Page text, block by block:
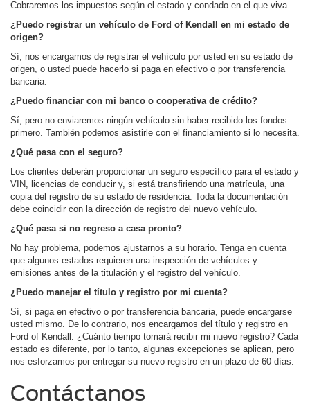
Cobraremos los impuestos según el estado y condado en el que viva.
¿Puedo registrar un vehículo de Ford of Kendall en mi estado de
origen?
Sí, nos encargamos de registrar el vehículo por usted en su estado de
origen, o usted puede hacerlo si paga en efectivo o por transferencia
bancaria.
¿Puedo financiar con mi banco o cooperativa de crédito?
Sí, pero no enviaremos ningún vehículo sin haber recibido los fondos
primero. También podemos asistirle con el financiamiento si lo necesita.
¿Qué pasa con el seguro?
Los clientes deberán proporcionar un seguro específico para el estado y
VIN, licencias de conducir y, si está transfiriendo una matrícula, una
copia del registro de su estado de residencia. Toda la documentación
debe coincidir con la dirección de registro del nuevo vehículo.
¿Qué pasa si no regreso a casa pronto?
No hay problema, podemos ajustarnos a su horario. Tenga en cuenta
que algunos estados requieren una inspección de vehículos y
emisiones antes de la titulación y el registro del vehículo.
¿Puedo manejar el título y registro por mi cuenta?
Sí, si paga en efectivo o por transferencia bancaria, puede encargarse
usted mismo. De lo contrario, nos encargamos del título y registro en
Ford of Kendall. ¿Cuánto tiempo tomará recibir mi nuevo registro? Cada
estado es diferente, por lo tanto, algunas excepciones se aplican, pero
nos esforzamos por entregar su nuevo registro en un plazo de 60 días.
Contáctanos